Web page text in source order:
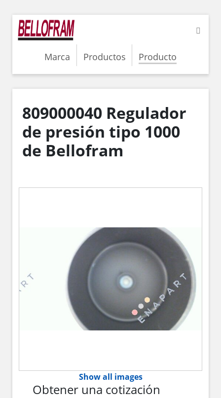
Marca Productos Producto
809000040 Regulador
de presión tipo 1000
de Bellofram
Show all images
Obtener una cotización